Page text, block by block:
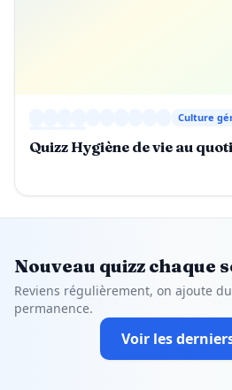
Culture
Quizz Hygiène de vie au
Nouveau quizz chaque
Reviens régulièrement, on ajoute
permanence.
Voir les